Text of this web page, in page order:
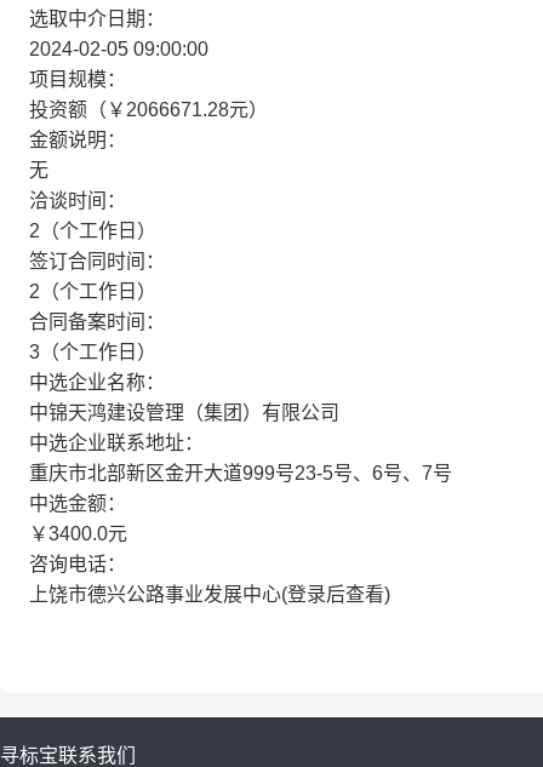
选取中介日期：
2024-02-05 09:00:00
项目规模：
投资额（￥2066671.28元）
金额说明：
无
洽谈时间：
2（个工作日）
签订合同时间：
2（个工作日）
合同备案时间：
3（个工作日）
中选企业名称：
中锦天鸿建设管理（集团）有限公司
中选企业联系地址：
重庆市北部新区金开大道999号23-5号、6号、7号
中选金额：
￥3400.0元
咨询电话：
上饶市德兴公路事业发展中心(登录后查看)
寻标宝联系我们